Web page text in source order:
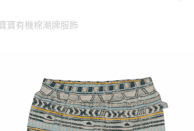
寶有機棉潮牌服飾